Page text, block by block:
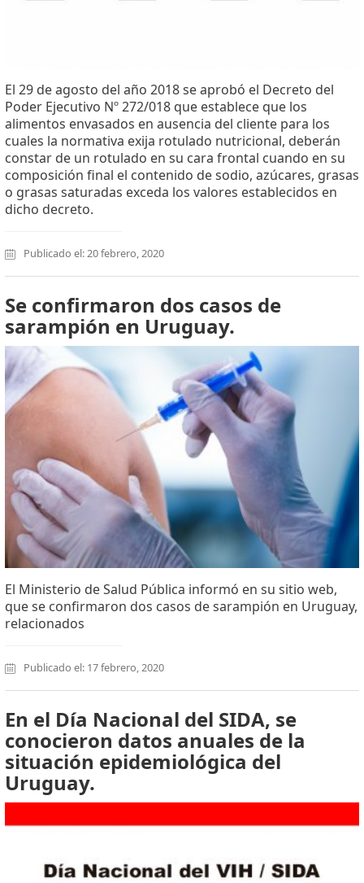
El 29 de agosto del año 2018 se aprobó el Decreto del
Poder Ejecutivo Nº 272/018 que establece que los
alimentos envasados en ausencia del cliente para los
cuales la normativa exija rotulado nutricional, deberán
constar de un rotulado en su cara frontal cuando en su
composición final el contenido de sodio, azúcares, grasas
o grasas saturadas exceda los valores establecidos en
dicho decreto.
Publicado el: 20 febrero, 2020
Se confirmaron dos casos de
sarampión en Uruguay.
El Ministerio de Salud Pública informó en su sitio web,
que se confirmaron dos casos de sarampión en Uruguay,
relacionados
Publicado el: 17 febrero, 2020
En el Día Nacional del SIDA, se
conocieron datos anuales de la
situación epidemiológica del
Uruguay.